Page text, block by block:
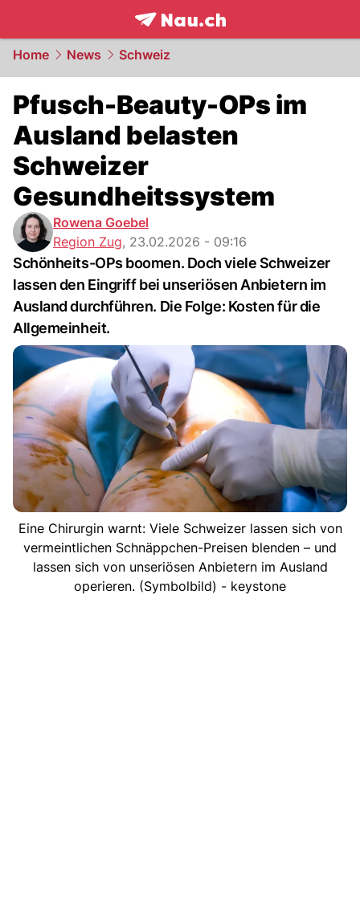
frontpage.NAU.ch
Home News Schweiz
Pfusch-Beauty-OPs im
Ausland belasten
Schweizer
Gesundheitssystem
Rowena Goebel
Region Zug, 23.02.2026 - 09:16
Schönheits-OPs boomen. Doch viele Schweizer
lassen den Eingriff bei unseriösen Anbietern im
Ausland durchführen. Die Folge: Kosten für die
Allgemeinheit.
Eine Chirurgin warnt: Viele Schweizer lassen sich von
vermeintlichen Schnäppchen-Preisen blenden – und
lassen sich von unseriösen Anbietern im Ausland
operieren. (Symbolbild) - keystone